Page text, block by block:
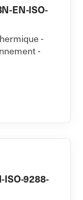
EN-ISO-
-
-
ISO-9288-